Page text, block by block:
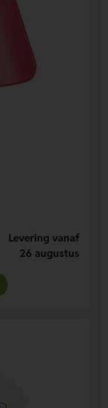
Levering vanaf
26 augustus